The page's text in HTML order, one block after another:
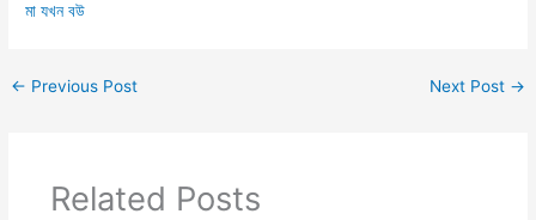
মা যখন বউ
← Previous Post Next Post →
Related Posts